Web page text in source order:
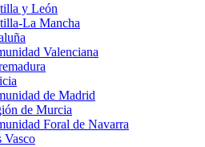
y León
La Mancha
Valenciana
de Madrid
de Murcia
Foral de Navarra
Vasco